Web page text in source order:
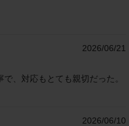
2026/06/21
、対応もとても親切だった。
2026/06/10